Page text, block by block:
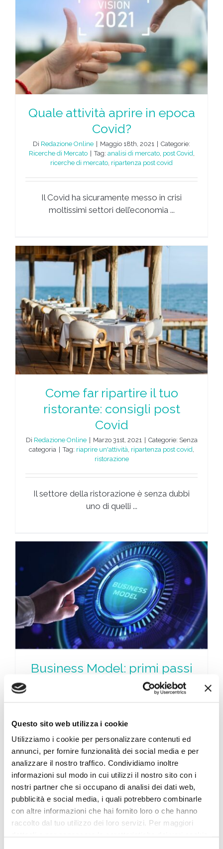
Questo sito web utilizza i cookie
Utilizziamo i cookie per personalizzare contenuti ed
annunci, per fornire funzionalità dei social media e per
analizzare il nostro traffico. Condividiamo inoltre
informazioni sul modo in cui utilizzi il nostro sito con i
nostri partner che si occupano di analisi dei dati web,
pubblicità e social media, i quali potrebbero combinarle
con altre informazioni che hai fornito loro o che hanno
raccolto dal tuo utilizzo dei loro servizi. Per maggiori
Quale attività aprire in epoca
Covid?
Di Redazione Online | Maggio 18th, 2021 | Categorie:
Ricerche di Mercato | Tag: analisi di mercato, post Covid
ricerche di mercato ripartenza post covid
Il Covid ha sicuramente messo in crisi
moltissimi settori dell’economia ...
Come far ripartire il tuo
ristorante: consigli post
Covid
Di Redazione Online | Marzo 31st, 2021 | Categorie: Senza
categoria | Tag: riaprire un'attività ripartenza post covid
ristorazione
Il settore della ristorazione è senza dubbi
uno di quelli ...
Business Model: primi passi
per creare un’azienda da zero
Business Model – Mini Guida per creare
un’azienda da zero. ...